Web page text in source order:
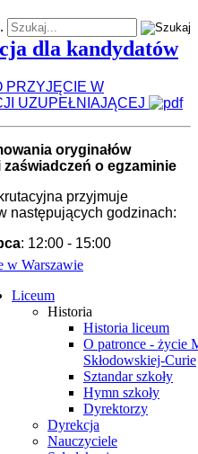
Liceum
Historia
Historia liceum
O patronce - życie
Skłodowskiej-Curie
Sztandar szkoły
Hymn szkoły
Dyrektorzy
Dyrekcja
Nauczyciele
dla kandydatów
PRZYJĘCIE W
UZUPEŁNIAJĄCEJ
oryginałów
zaświadczeń o egzaminie
przyjmuje
następujących godzinach:
: 12:00 - 15:00